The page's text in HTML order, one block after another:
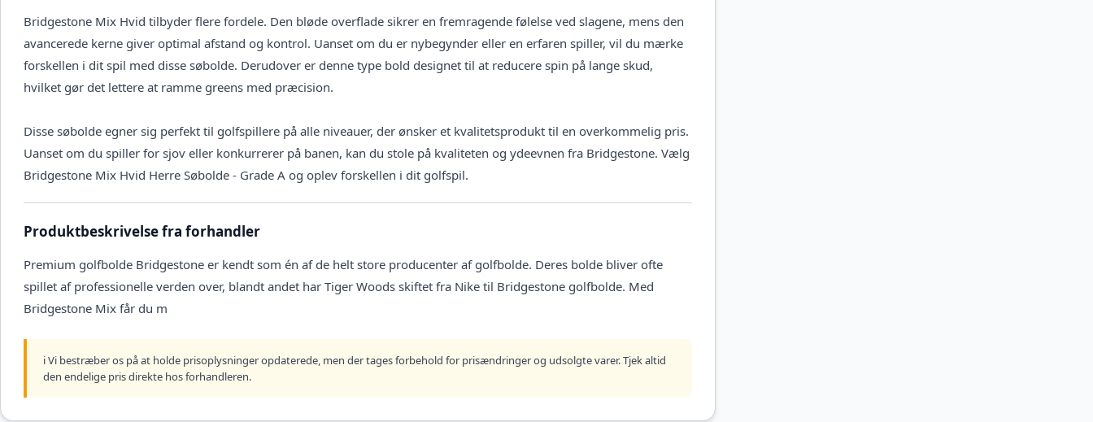
Bridgestone Mix Hvid tilbyder flere fordele. Den bløde overflade sikrer en fremragende følelse ved slagene, mens den
avancerede kerne giver optimal afstand og kontrol. Uanset om du er nybegynder eller en erfaren spiller, vil du mærke
forskellen i dit spil med disse søbolde. Derudover er denne type bold designet til at reducere spin på lange skud,
hvilket gør det lettere at ramme greens med præcision.
Disse søbolde egner sig perfekt til golfspillere på alle niveauer, der ønsker et kvalitetsprodukt til en overkommelig pris.
Uanset om du spiller for sjov eller konkurrerer på banen, kan du stole på kvaliteten og ydeevnen fra Bridgestone. Vælg
Bridgestone Mix Hvid Herre Søbolde - Grade A og oplev forskellen i dit golfspil.
Produktbeskrivelse fra forhandler
Premium golfbolde Bridgestone er kendt som én af de helt store producenter af golfbolde. Deres bolde bliver ofte
spillet af professionelle verden over, blandt andet har Tiger Woods skiftet fra Nike til Bridgestone golfbolde. Med
Bridgestone Mix får du m
ℹ️ Vi bestræber os på at holde prisoplysninger opdaterede, men der tages forbehold for prisændringer og udsolgte varer. Tjek altid
den endelige pris direkte hos forhandleren.